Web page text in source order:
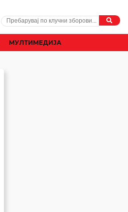
МУЛТИМЕДИЈА